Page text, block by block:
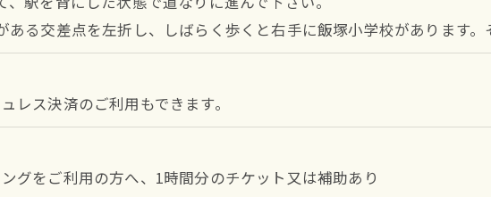
ある交差点を左折し、しばらく歩くと右手に飯塚小学校があります。
レス決済のご利用もできます。
グをご利用の方へ、1時間分のチケット又は補助あり